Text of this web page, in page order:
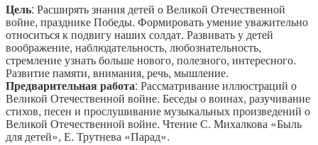
Цель: Расширять знания детей о Великой Отечественной
войне, празднике Победы. Формировать умение уважительно
относиться к подвигу наших солдат. Развивать у детей
воображение, наблюдательность, любознательность,
стремление узнать больше нового, полезного, интересного.
Развитие памяти, внимания, речь, мышление.
Предварительная работа: Рассматривание иллюстраций о
Великой Отечественной войне. Беседы о воинах, разучивание
стихов, песен и прослушивание музыкальных произведений о
Великой Отечественной войне. Чтение С. Михалкова «Быль
для детей», Е. Трутнева «Парад».